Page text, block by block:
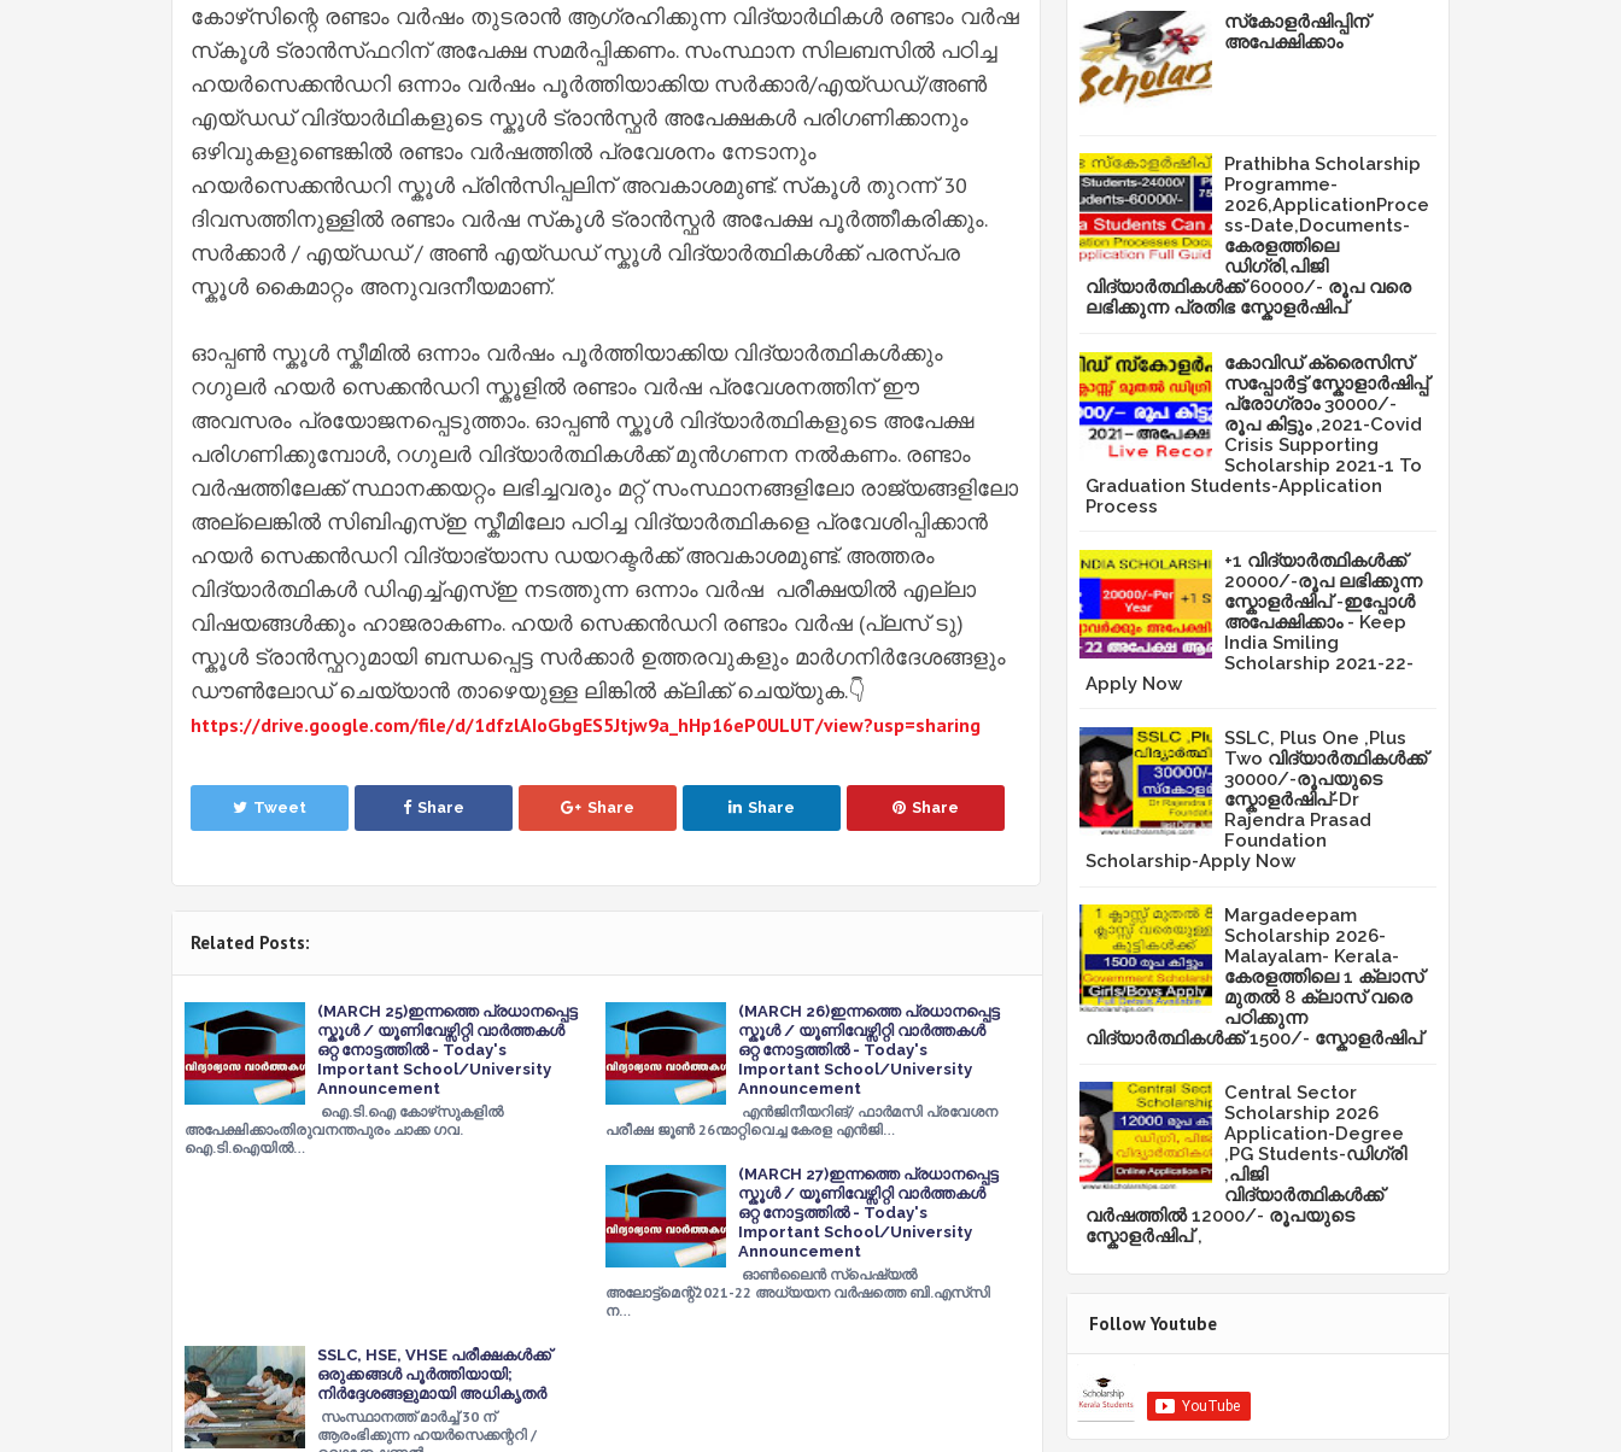
കോഴ്‌സിന്റെ രണ്ടാം വർഷം തുടരാൻ ആഗ്രഹിക്കുന്ന വിദ്യാർഥികൾ രണ്ടാം വർഷ
സ്‌കൂൾ ട്രാൻസ്‌ഫറിന് അപേക്ഷ സമർപ്പിക്കണം. സംസ്ഥാന സിലബസിൽ പഠിച്ച
ഹയർസെക്കൻഡറി ഒന്നാം വർഷം പൂർത്തിയാക്കിയ സർക്കാർ/എയ്ഡഡ്/അൺ
എയ്ഡഡ് വിദ്യാർഥികളുടെ സ്കൂൾ ട്രാൻസ്ഫർ അപേക്ഷകൾ പരിഗണിക്കാനും
ഒഴിവുകളുണ്ടെങ്കിൽ രണ്ടാം വർഷത്തിൽ പ്രവേശനം നേടാനും
ഹയർസെക്കൻഡറി സ്കൂൾ പ്രിൻസിപ്പലിന് അവകാശമുണ്ട്. സ്‌കൂൾ തുറന്ന് 30
ദിവസത്തിനുള്ളിൽ രണ്ടാം വർഷ സ്‌കൂൾ ട്രാൻസ്ഫർ അപേക്ഷ പൂർത്തീകരിക്കും.
സർക്കാർ / എയ്ഡഡ് / അൺ എയ്ഡഡ് സ്കൂൾ വിദ്യാർത്ഥികൾക്ക് പരസ്പര
സ്കൂൾ കൈമാറ്റം അനുവദനീയമാണ്.
ഓപ്പൺ സ്കൂൾ സ്കീമിൽ ഒന്നാം വർഷം പൂർത്തിയാക്കിയ വിദ്യാർത്ഥികൾക്കും
റഗുലർ ഹയർ സെക്കൻഡറി സ്കൂളിൽ രണ്ടാം വർഷ പ്രവേശനത്തിന് ഈ
അവസരം പ്രയോജനപ്പെടുത്താം. ഓപ്പൺ സ്കൂൾ വിദ്യാർത്ഥികളുടെ അപേക്ഷ
പരിഗണിക്കുമ്പോൾ, റഗുലർ വിദ്യാർത്ഥികൾക്ക് മുൻഗണന നൽകണം. രണ്ടാം
വർഷത്തിലേക്ക് സ്ഥാനക്കയറ്റം ലഭിച്ചവരും മറ്റ് സംസ്ഥാനങ്ങളിലോ രാജ്യങ്ങളിലോ
അല്ലെങ്കിൽ സിബിഎസ്ഇ സ്കീമിലോ പഠിച്ച വിദ്യാർത്ഥികളെ പ്രവേശിപ്പിക്കാൻ
ഹയർ സെക്കൻഡറി വിദ്യാഭ്യാസ ഡയറക്ടർക്ക് അവകാശമുണ്ട്. അത്തരം
വിദ്യാർത്ഥികൾ ഡിഎച്ച്എസ്ഇ നടത്തുന്ന ഒന്നാം വർഷ പരീക്ഷയിൽ എല്ലാ
വിഷയങ്ങൾക്കും ഹാജരാകണം. ഹയർ സെക്കൻഡറി രണ്ടാം വർഷ (പ്ലസ് ടു)
സ്കൂൾ ട്രാൻസ്ഫറുമായി ബന്ധപ്പെട്ട സർക്കാർ ഉത്തരവുകളും മാർഗനിർദേശങ്ങളും
ഡൗൺലോഡ് ചെയ്യാൻ താഴെയുള്ള ലിങ്കിൽ ക്ലിക്ക് ചെയ്യുക.👇
https://drive.google.com/file/d/1dfzlAIoGbgES5Jtjw9a_hHp16eP0ULUT/view?usp=sharing
Tweet Share Share Share Share
Related Posts:
(MARCH 25)ഇന്നത്തെ പ്രധാനപ്പെട്ട
സ്കൂൾ / യൂണിവേഴ്സിറ്റി വാർത്തകൾ
ഒറ്റ നോട്ടത്തിൽ - Today's
Important School/University
Announcement
ഐ.ടി.ഐ കോഴ്‌സുകളിൽ
അപേക്ഷിക്കാംതിരുവനന്തപുരം ചാക്ക ഗവ.
ഐ.ടി.ഐയിൽ…
(MARCH 26)ഇന്നത്തെ പ്രധാനപ്പെട്ട
സ്കൂൾ / യൂണിവേഴ്സിറ്റി വാർത്തകൾ
ഒറ്റ നോട്ടത്തിൽ - Today's
Important School/University
Announcement
എൻജിനീയറിങ്/ ഫാർമസി പ്രവേശന
പരീക്ഷ ജൂൺ 26ന്മാറ്റിവെച്ച കേരള എൻജി…
(MARCH 27)ഇന്നത്തെ പ്രധാനപ്പെട്ട
സ്കൂൾ / യൂണിവേഴ്സിറ്റി വാർത്തകൾ
ഒറ്റ നോട്ടത്തിൽ - Today's
Important School/University
Announcement
ഓൺലൈൻ സ്‌പെഷ്യൽ
അലോട്ട്‌മെന്റ്2021-22 അധ്യയന വർഷത്തെ ബി.എസ്‌സി
ന…
SSLC, HSE, VHSE പരീക്ഷകള്‍ക്ക്
ഒരുക്കങ്ങള്‍ പൂര്‍ത്തിയായി;
നിര്‍ദ്ദേശങ്ങളുമായി അധികൃതര്‍
സംസ്ഥാനത്ത് മാർച്ച് 30 ന്
ആരംഭിക്കുന്ന ഹയർസെക്കന്ററി /
സ്‌കോളർഷിപ്പിന്
അപേക്ഷിക്കാം
Prathibha Scholarship
Programme-
2026,ApplicationProce
ss-Date,Documents-
കേരളത്തിലെ
ഡിഗ്രി,പിജി
വിദ്യാർത്ഥികൾക്ക് 60000/- രൂപ വരെ
ലഭിക്കുന്ന പ്രതിഭ സ്കോളർഷിപ്
കോവിഡ് ക്രൈസിസ്
സപ്പോർട്ട് സ്കോളാർഷിപ്പ്
പ്രോഗ്രാം 30000/-
രൂപ കിട്ടും ,2021-Covid
Crisis Supporting
Scholarship 2021-1 To
Graduation Students-Application
Process
+1 വിദ്യാർത്ഥികൾക്ക്
20000/-രൂപ ലഭിക്കുന്ന
സ്കോളർഷിപ് -ഇപ്പോൾ
അപേക്ഷിക്കാം - Keep
India Smiling
Scholarship 2021-22-
Apply Now
SSLC, Plus One ,Plus
Two വിദ്യാർത്ഥികൾക്ക്
30000/-രൂപയുടെ
സ്കോളർഷിപ്-Dr
Rajendra Prasad
Foundation
Scholarship-Apply Now
Margadeepam
Scholarship 2026-
Malayalam- Kerala-
കേരളത്തിലെ 1 ക്ലാസ്
മുതൽ 8 ക്ലാസ് വരെ
പഠിക്കുന്ന
വിദ്യാർത്ഥികൾക്ക് 1500/- സ്കോളർഷിപ്
Central Sector
Scholarship 2026
Application-Degree
,PG Students-ഡിഗ്രി
,പിജി
വിദ്യാർത്ഥികൾക്ക്
വർഷത്തിൽ 12000/- രൂപയുടെ
സ്കോളർഷിപ് ,
Follow Youtube